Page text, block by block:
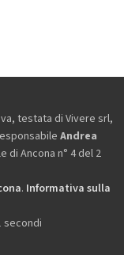
testata di Vivere srl,
Andrea
di Ancona n° 4 del 2
. Informativa sulla
secondi